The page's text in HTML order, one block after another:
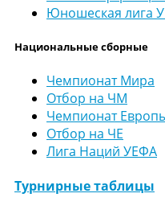
Юношеская лига
Национальные сборные
Чемпионат Мира
Отбор на ЧМ
Чемпионат
Отбор на ЧЕ
Лига Наций УЕФА
Турнирные таблицы